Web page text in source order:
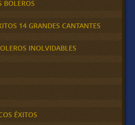
BOLEROS
14 GRANDES CANTANTES
INOLVIDABLES
ÉXITOS